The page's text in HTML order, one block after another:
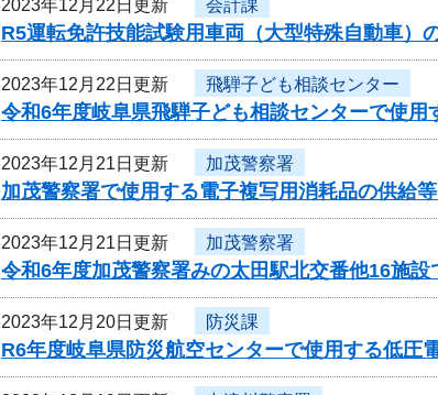
2023年12月22日更新 会計課
R5運転免許技能試験用車両（大型特殊自動車）
2023年12月22日更新 飛騨子ども相談センター
令和6年度岐阜県飛騨子ども相談センターで使用
2023年12月21日更新 加茂警察署
加茂警察署で使用する電子複写用消耗品の供給
2023年12月21日更新 加茂警察署
令和6年度加茂警察署みの太田駅北交番他16施
2023年12月20日更新 防災課
R6年度岐阜県防災航空センターで使用する低圧